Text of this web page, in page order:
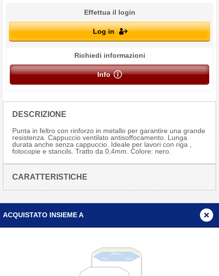
Effettua il login
Log in
Richiedi informazioni
Info
DESCRIZIONE
Punta in feltro con rinforzo in metallo per garantire una grande
resistenza. Cappuccio ventilato antisoffocamento. Lunga
durata anche senza cappuccio. Ideale per lavori con riga ,
fotocopie e stancils. Tratto da 0,4mm. Colore: nero.
CARATTERISTICHE
ACQUISTATO INSIEME A